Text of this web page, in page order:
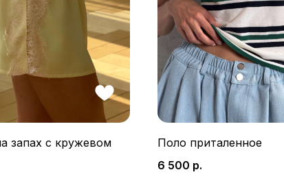
запах с кружевом
Поло приталенное
6 500 р.